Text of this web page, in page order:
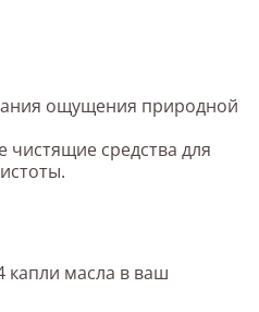
ощущения природной
средства для
капли масла в ваш